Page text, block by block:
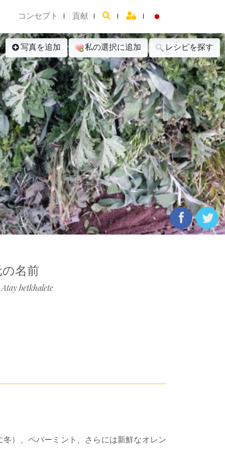
コンセプト 貢献
写真を追加 私の選択に追加 レシピを探す
の名前
Atay betkhalete
冬）、ペパーミント、さらには新鮮なオレン